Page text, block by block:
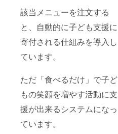
該当メニューを注文する
と、自動的に子ども支援に
寄付される仕組みを導入し
ています。
ただ「食べるだけ」で子ど
もの笑顔を増やす活動に支
援が出来るシステムになっ
ています。